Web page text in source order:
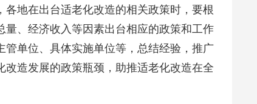
地在出台适老化改造的相关政策时，要根
、经济收入等因素出台相应的政策和工作
单位、具体实施单位等，总结经验，推广
造发展的政策瓶颈，助推适老化改造在全